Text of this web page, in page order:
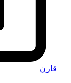
قارن